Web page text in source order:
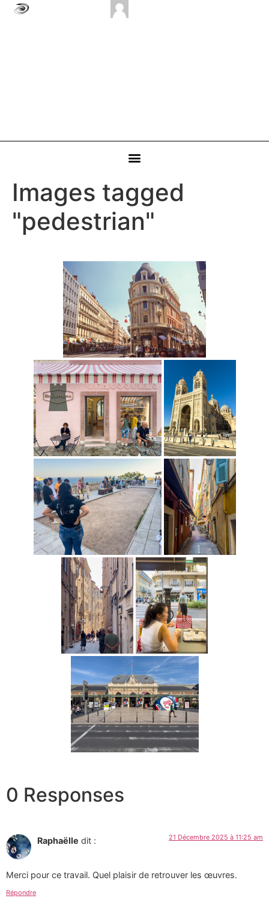
Images tagged
"pedestrian"
0 Responses
Raphaëlle dit : 21 Décembre 2025 à 11:25 am
Merci pour ce travail. Quel plaisir de retrouver les œuvres.
Répondre